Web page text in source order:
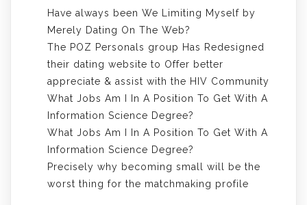
Have always been We Limiting Myself by
Merely Dating On The Web?
The POZ Personals group Has Redesigned
their dating website to Offer better
appreciate & assist with the HIV Community
What Jobs Am I In A Position To Get With A
Information Science Degree?
What Jobs Am I In A Position To Get With A
Information Science Degree?
Precisely why becoming small will be the
worst thing for the matchmaking profile